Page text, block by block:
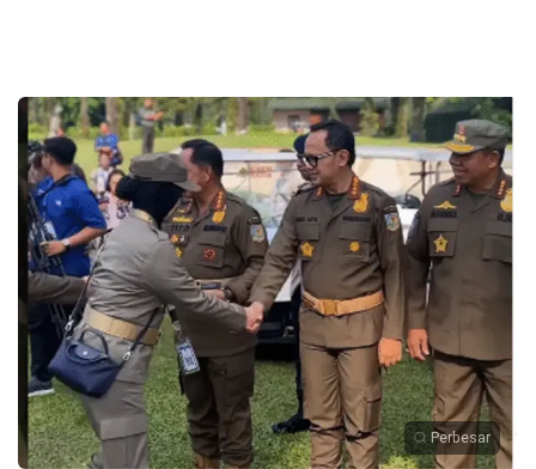
Perbesar